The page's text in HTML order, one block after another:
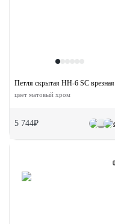
Петля скрытая HH-6 SC врезная
цвет матовый хром
5 744₽